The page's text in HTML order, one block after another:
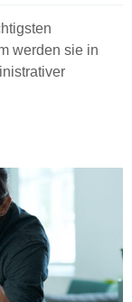
werden sie in